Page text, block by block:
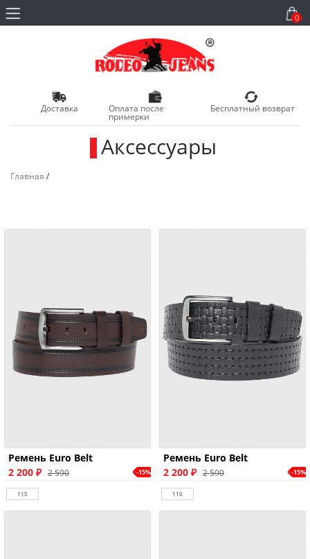
0
Доставка Оплата после
примерки
Бесплатный возврат
Аксессуары
Главная /
Ремень Euro Belt
2 200 ₽ 2 590 -15%
115
Ремень Euro Belt
2 200 ₽ 2 590 -15%
110